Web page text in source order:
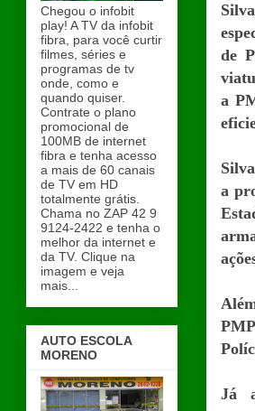
de
a
a
Já
Chegou o infobit
play! A TV da infobit
fibra, para você curtir
filmes, séries e
programas de tv
onde, como e
quando quiser.
Contrate o plano
promocional de
100MB de internet
fibra e tenha acesso
a mais de 60 canais
de TV em HD
totalmente grátis.
Chama no ZAP 42 9
9124-2422 e tenha o
melhor da internet e
da TV. Clique na
imagem e veja
mais...
AUTO ESCOLA
MORENO